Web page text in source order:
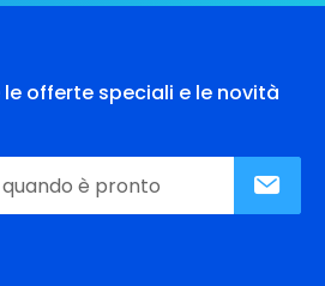
offerte speciali e le novità